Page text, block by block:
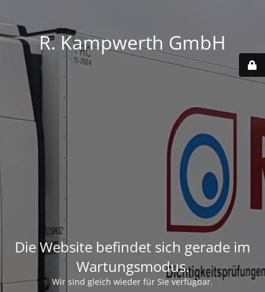
R. Kampwerth GmbH
Die Website befindet sich gerade im
Wartungsmodus.
Wir sind gleich wieder für Sie verfügbar.